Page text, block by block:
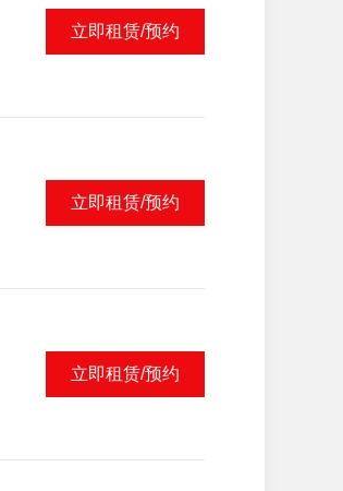
立即租赁/预约
立即租赁/预约
立即租赁/预约